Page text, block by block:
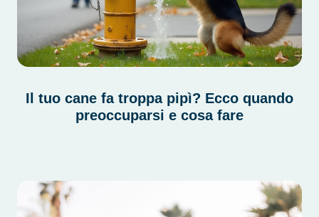
Il tuo cane fa troppa pipì? Ecco quando
preoccuparsi e cosa fare